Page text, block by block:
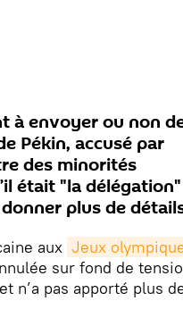
à envoyer ou non
Pékin, accusé par
des minorités
était "la
plus de
aux Jeux
sur fond de
n’a pas apporté plus